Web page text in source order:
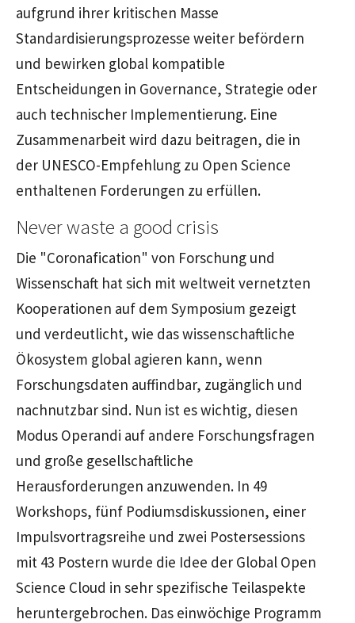
aufgrund ihrer kritischen Masse
Standardisierungsprozesse weiter befördern
und bewirken global kompatible
Entscheidungen in Governance, Strategie oder
auch technischer Implementierung. Eine
Zusammenarbeit wird dazu beitragen, die in
der UNESCO-Empfehlung zu Open Science
enthaltenen Forderungen zu erfüllen.
Never waste a good crisis
Die "Coronafication" von Forschung und
Wissenschaft hat sich mit weltweit vernetzten
Kooperationen auf dem Symposium gezeigt
und verdeutlicht, wie das wissenschaftliche
Ökosystem global agieren kann, wenn
Forschungsdaten auffindbar, zugänglich und
nachnutzbar sind. Nun ist es wichtig, diesen
Modus Operandi auf andere Forschungsfragen
und große gesellschaftliche
Herausforderungen anzuwenden. In 49
Workshops, fünf Podiumsdiskussionen, einer
Impulsvortragsreihe und zwei Postersessions
mit 43 Postern wurde die Idee der Global Open
Science Cloud in sehr spezifische Teilaspekte
heruntergebrochen. Das einwöchige Programm